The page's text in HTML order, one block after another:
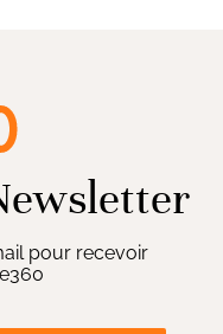
pour recevoir